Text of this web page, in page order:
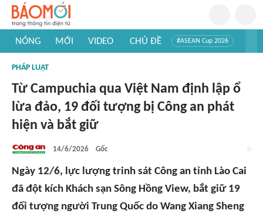
NÓNG MỚI VIDEO CHỦ ĐỀ #ASEAN Cup 2026
#Khám phá thế giới
PHÁP LUẬT
Từ Campuchia qua Việt Nam định lập ổ
lừa đảo, 19 đối tượng bị Công an phát
hiện và bắt giữ
14/6/2026 Gốc
Ngày 12/6, lực lượng trinh sát Công an tỉnh Lào Cai
đã đột kích Khách sạn Sông Hồng View, bắt giữ 19
đối tượng người Trung Quốc do Wang Xiang Sheng